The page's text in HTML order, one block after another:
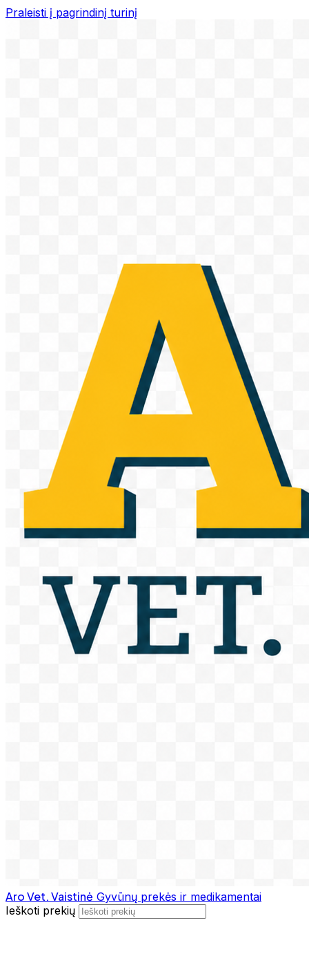
Praleisti į pagrindinį turinį
Aro Vet. Vaistinė Gyvūnų prekės ir medikamentai
Ieškoti prekių